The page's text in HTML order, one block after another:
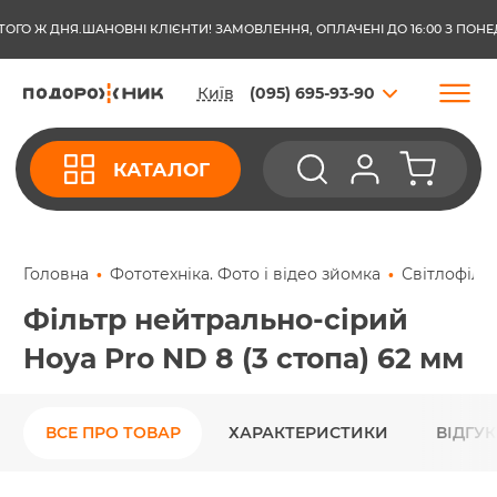
ШАНОВНІ КЛІЄНТИ! ЗАМОВЛЕННЯ, ОПЛАЧЕНІ ДО 16:00 З
Ж ДНЯ.
Київ (095) 695-93-90
КАТАЛОГ
Головна Фототехніка. Фото і відео зйомка
Фільтр нейтрально-сірий
Hoya Pro ND 8 (3 стопа) 62 мм
ВСЕ ПРО ТОВАР ХАРАКТЕРИСТИКИ